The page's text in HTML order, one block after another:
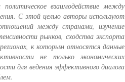
взаимодействие между
С этой целью авторы используют
между странами, изучение
рынков, сходства экспорта
к которым относятся данные
не только экономических
для ведения эффективного диалога